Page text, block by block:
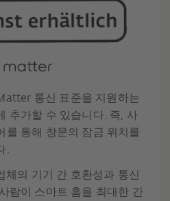
통신 표준을 지원하는
추가할 수 있습니다. 즉, 사
를 통해 창문의 잠금 위치를
.
의 기기 간 호환성과 통신
람이 스마트 홈을 최대한 간